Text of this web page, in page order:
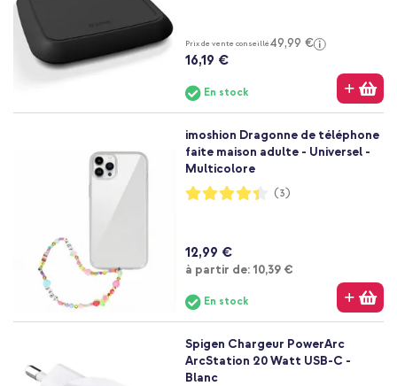
Prix de vente conseillé49,99 €
16,19 €
En stock
imoshion Dragonne de téléphone
faite maison adulte - Universel -
Multicolore
Notation:
87%
(3)
12,99 €
à partir de: À partir de
10,39 €
En stock
Spigen Chargeur PowerArc
ArcStation 20 Watt USB-C -
Blanc